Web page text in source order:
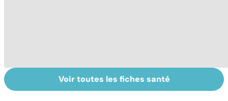
Gynéco : un suivi
pour la vie
Labial, génital,
oculaire :
Voir toutes les fiches santé